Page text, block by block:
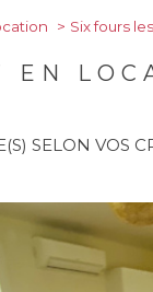
Six fours
EN
SELON VOS